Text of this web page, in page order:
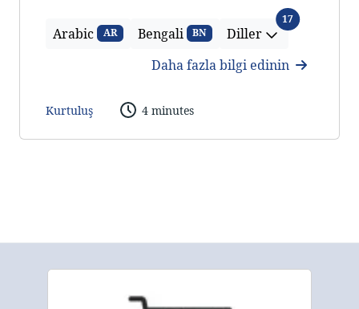
Arabic AR Bengali BN Diller
17Diller
Daha fazla bilgi edinin
Kurtuluş 4 minutes